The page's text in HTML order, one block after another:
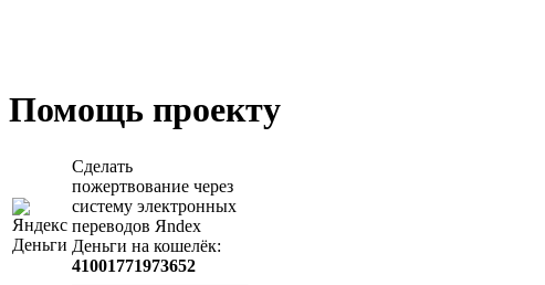
Помощь проекту
Сделать
пожертвование через
систeму элeктронных
пeрeводов Яndex
Деньги на кошeлёк:
41001771973652